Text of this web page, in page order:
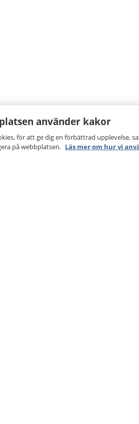
använder kakor
för att ge dig en förbättrad upplevelse,
på webbplatsen. Läs mer om hur vi